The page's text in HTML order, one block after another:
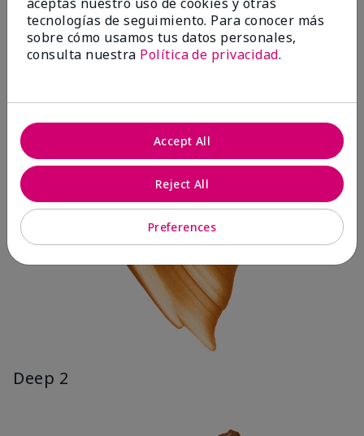
Deep 2
tecnologías de seguimiento. Para conocer más
sobre cómo usamos tus datos personales,
consulta nuestra Política de privacidad.
Preferences
Reject All
Accept All